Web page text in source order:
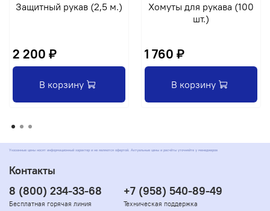
Защитный рукав (2,5 м.)
2 200 ₽
В корзину
Хомуты для рукава (100
шт.)
1 760 ₽
В корзину
Указанные цены носят информационный характер и не являются офертой. Актуальные цены и расчёты уточняйте у менеджеров
Контакты
8 (800) 234-33-68
Бесплатная горячая линия
+7 (958) 540-89-49
Техническая поддержка